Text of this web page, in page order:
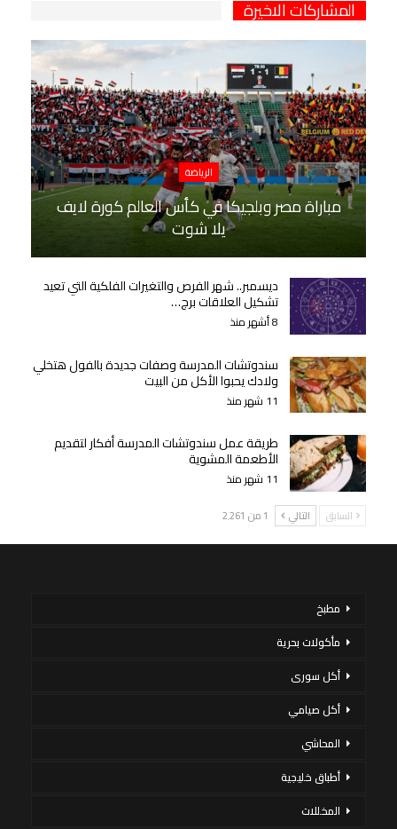
المشاركات الاخيرة
الرياضة
مباراة مصر وبلجيكا في كأس العالم كورة لايف
يلا شوت
ديسمبر.. شهر الفرص والتغيرات الفلكية التي تعيد
تشكيل العلاقات برج…
8 أشهر منذ
سندوتشات المدرسة وصفات جديدة بالفول هتخلي
ولادك يحبوا الأكل من البيت
11 شهر منذ
طريقة عمل سندوتشات المدرسة أفكار لتقديم
الأطعمة المشوية
11 شهر منذ
السابق التالي 1 من 2٬261
مطبخ
مأكولات بحرية
أكل سورى
أكل صيامي
المحاشي
أطباق خليجية
المخللات